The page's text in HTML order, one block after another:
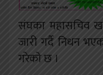
संघका महासचिव
जारी गर्दै निधन
गरेको छ ।